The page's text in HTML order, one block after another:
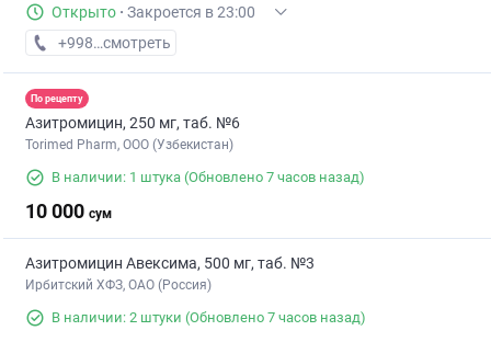
Открыто · Закроется в 23:00
+998 (55) XXX-XX-XX
смотреть
По рецепту
Азитромицин, 250 мг, таб. №6
Torimed Pharm, OOO (Узбекистан)
В наличии: 1 штука (Обновлено 7 часов назад)
10 000 сум
Азитромицин Авексима, 500 мг, таб. №3
Ирбитский ХФЗ, ОАО (Россия)
В наличии: 2 штуки (Обновлено 7 часов назад)